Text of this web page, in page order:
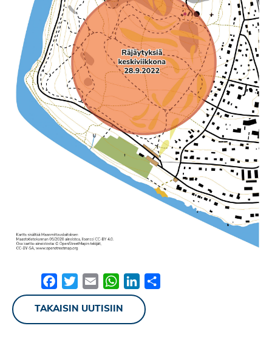
FacebookTwitterEmail WhatsApp
LinkedIn
TAKAISIN UUTISIIN